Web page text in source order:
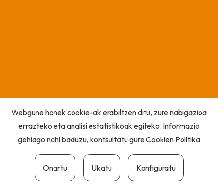
Webgune honek cookie-ak erabiltzen ditu, zure nabigazioa
errazteko eta analisi estatistikoak egiteko. Informazio
gehiago nahi baduzu, kontsultatu gureCookien Politika
Onartu Ukatu Konfiguratu